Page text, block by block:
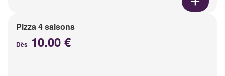
Pizza 4 saisons
Dès 10.00 €